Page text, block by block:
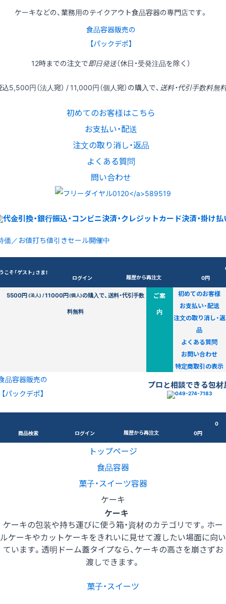
ケーキなどの、業務用のテイクアウト食品容器の専門店です。
食品容器販売の
【パックデポ】
12時までの注文で即日発送（休日・受発注品を除く）
込5,500円（法人宛） / 11,000円（個人宛）の購入で、 送料・代引手数料無
初めてのお客様はこちら
お支払い・配送
注文の取り消し・返品
よくある質問
問い合わせ
価／お値打ち値引きセール開催中
こそ「ゲスト」さま！
ログイン 履歴から再注文
0円
5500円(法人) /11000円(個人)の購入で、送料・代引手数
料無料
ご案
内
初めてのお客様
お支払い・配送
注文の取り消し・返
品
よくある質問
お問い合わせ
特定商取引の表示
品容器販売の
【パックデポ】
プロと相談できる包材
商品検索 ログイン 履歴から再注文
0
0円
トップページ
食品容器
菓子・スイーツ容器
ケーキ
ケーキ
ケーキの包装や持ち運びに使う箱・資材のカテゴリです。ホー
ルケーキやカットケーキをきれいに見せて渡したい場面に向い
ています。透明ドーム蓋タイプなら、ケーキの高さを崩さずお
渡しできます。
菓子・スイーツ